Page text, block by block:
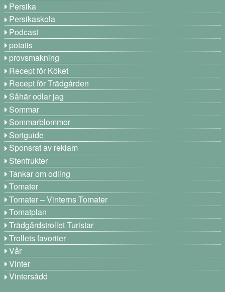
Persika
Persikaskola
Podcast
potatis
provsmakning
Recept för Köket
Recept för Trädgården
Såhär odlar jag
Sommar
Sommarblommor
Sortguide
Sponsrat av reklam
Stenfrukter
Tankar om odling
Tomater
Tomater – Vinterns Tomater
Tomatplan
Trädgårdstrollet Turistar
Trollets favoriter
Vår
Vinter
Vintersådd